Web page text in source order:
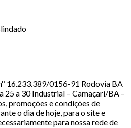
16.233.389/0156-91 Rodovia BA
25 a 30 Industrial – Camaçari/BA –
promoções e condições de
o dia de hoje, para o site e
para nossa rede de